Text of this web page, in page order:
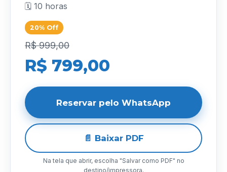
🗓️ 10 horas
20% Off
R$ 999,00
R$ 799,00
Reservar pelo WhatsApp
📄 Baixar PDF
Na tela que abrir, escolha "Salvar como PDF" no
destino/impressora.